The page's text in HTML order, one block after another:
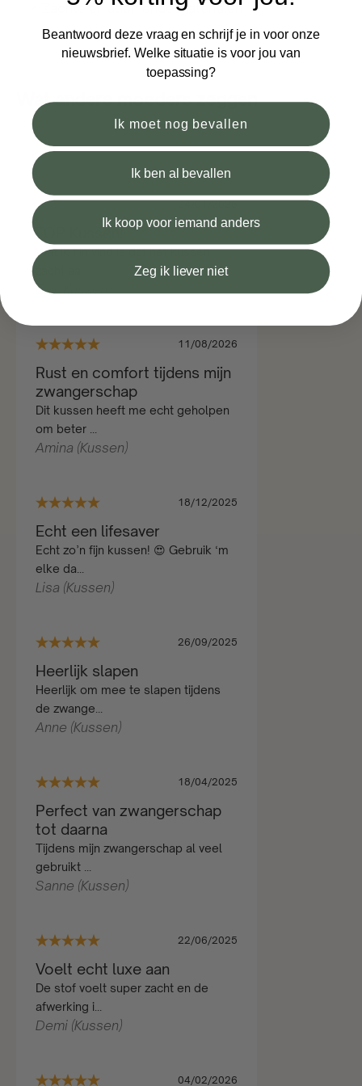
✓ Zachte en ademende materialen
Wat andere moeders zeggen
24/01/2026
TOP Kussen!
Wat ik fijn vind is dat het kussen
Eva (Kussen)
11/08/2026
Rust en comfort tijdens mijn
zwangerschap
Dit kussen heeft me echt geholpen
om beter ...
Amina (Kussen)
18/12/2025
Echt een lifesaver
Echt zo’n fijn kussen! 😍 Gebruik ‘m
elke da...
Lisa (Kussen)
26/09/2025
Heerlijk slapen
Heerlijk om mee te slapen tijdens
de zwange...
Anne (Kussen)
18/04/2025
Perfect van zwangerschap
tot daarna
Tijdens mijn zwangerschap al veel
gebruikt ...
Sanne (Kussen)
22/06/2025
Voelt echt luxe aan
De stof voelt super zacht en de
afwerking i...
Demi (Kussen)
04/02/2026
Beantwoord deze vraag en schrijf je in voor onze
nieuwsbrief. Welke situatie is voor jou van
toepassing?
Ik moet nog bevallen
Ik ben al bevallen
Ik koop voor iemand anders
Zeg ik liever niet